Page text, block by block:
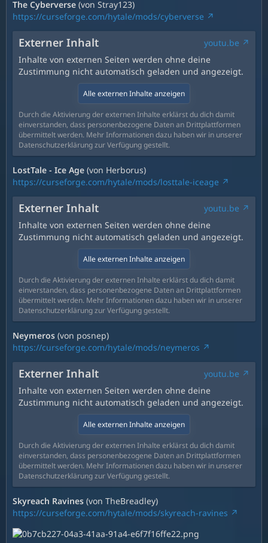
The Cyberverse (von Stray123)
https://curseforge.com/hytale/mods/cyberverse
Externer Inhalt
youtu.be
Inhalte von externen Seiten werden ohne deine
Zustimmung nicht automatisch geladen und angezeigt.
Alle externen Inhalte anzeigen
Durch die Aktivierung der externen Inhalte erklärst du dich damit
einverstanden, dass personenbezogene Daten an Drittplattformen
übermittelt werden. Mehr Informationen dazu haben wir in unserer
Datenschutzerklärung zur Verfügung gestellt.
LostTale - Ice Age (von Herborus)
https://curseforge.com/hytale/mods/losttale-iceage
Externer Inhalt
youtu.be
Inhalte von externen Seiten werden ohne deine
Zustimmung nicht automatisch geladen und angezeigt.
Alle externen Inhalte anzeigen
Durch die Aktivierung der externen Inhalte erklärst du dich damit
einverstanden, dass personenbezogene Daten an Drittplattformen
übermittelt werden. Mehr Informationen dazu haben wir in unserer
Datenschutzerklärung zur Verfügung gestellt.
Neymeros (von posnep)
https://curseforge.com/hytale/mods/neymeros
Externer Inhalt
youtu.be
Inhalte von externen Seiten werden ohne deine
Zustimmung nicht automatisch geladen und angezeigt.
Alle externen Inhalte anzeigen
Durch die Aktivierung der externen Inhalte erklärst du dich damit
einverstanden, dass personenbezogene Daten an Drittplattformen
übermittelt werden. Mehr Informationen dazu haben wir in unserer
Datenschutzerklärung zur Verfügung gestellt.
Skyreach Ravines (von TheBreadley)
https://curseforge.com/hytale/mods/skyreach-ravines